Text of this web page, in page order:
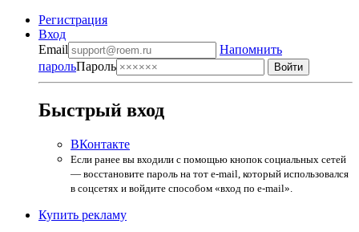
Регистрация
Вход
Email
Напомнить
парольПароль
Быстрый вход
ВКонтакте
Если ранее вы входили с помощью кнопок социальных сетей
— восстановите пароль на тот e-mail, который использовался
в соцсетях и войдите способом «вход по e-mail».
Купить рекламу